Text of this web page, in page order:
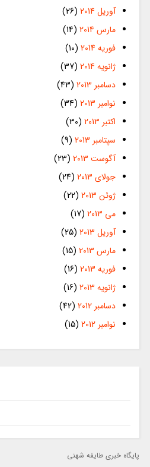
آوریل 2014
(26)
مارس 2014
(14)
فوریه 2014
(10)
ژانویه 2014
(37)
دسامبر 2013
(43)
نوامبر 2013
(34)
اکتبر 2013
(30)
سپتامبر 2013
(9)
آگوست 2013
(23)
جولای 2013
(24)
ژوئن 2013
(22)
می 2013
(17)
آوریل 2013
(25)
مارس 2013
(15)
فوریه 2013
(16)
ژانویه 2013
(16)
دسامبر 2012
(42)
نوامبر 2012
(15)
پایگاه خبری طایفه شهنی